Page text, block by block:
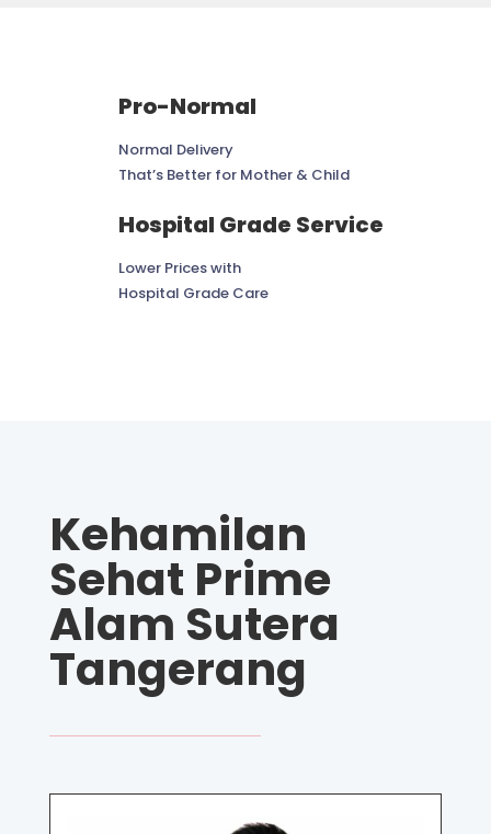
Pro-Normal
Normal Delivery
That’s Better for Mother & Child
Hospital Grade Service
Lower Prices with
Hospital Grade Care
Kehamilan
Sehat Prime
Alam Sutera
Tangerang